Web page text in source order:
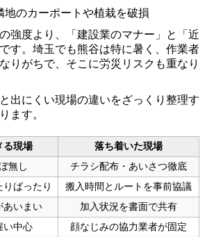
地のカーポートや植栽を破損
強度より、「建設業のマナー」と「近
す。埼玉でも熊谷は特に暑く、作業者
りがちで、そこに労災リスクも重なり
出にくい現場の違いをざっくり整理す
ます。
る現場
落ち着いた現場
無し
チラシ配布・あいさつ徹底
りばったり
搬入時間とルートを事前協議
あいまい
加入状況を書面で共有
い中心 顔なじみの協力業者が固定